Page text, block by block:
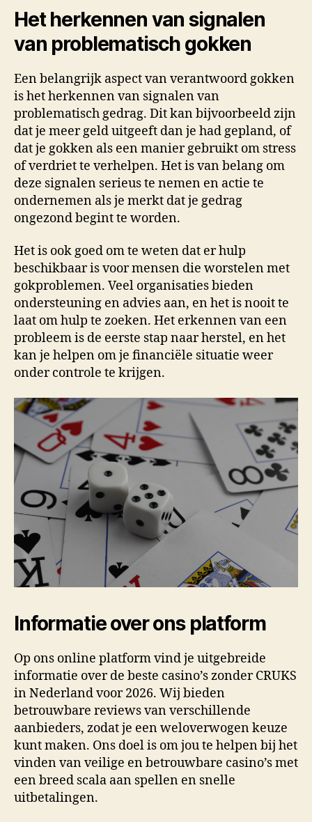
Het herkennen van signalen
van problematisch gokken
Een belangrijk aspect van verantwoord gokken
is het herkennen van signalen van
problematisch gedrag. Dit kan bijvoorbeeld zijn
dat je meer geld uitgeeft dan je had gepland, of
dat je gokken als een manier gebruikt om stress
of verdriet te verhelpen. Het is van belang om
deze signalen serieus te nemen en actie te
ondernemen als je merkt dat je gedrag
ongezond begint te worden.
Het is ook goed om te weten dat er hulp
beschikbaar is voor mensen die worstelen met
gokproblemen. Veel organisaties bieden
ondersteuning en advies aan, en het is nooit te
laat om hulp te zoeken. Het erkennen van een
probleem is de eerste stap naar herstel, en het
kan je helpen om je financiële situatie weer
onder controle te krijgen.
Informatie over ons platform
Op ons online platform vind je uitgebreide
informatie over de beste casino’s zonder CRUKS
in Nederland voor 2026. Wij bieden
betrouwbare reviews van verschillende
aanbieders, zodat je een weloverwogen keuze
kunt maken. Ons doel is om jou te helpen bij het
vinden van veilige en betrouwbare casino’s met
een breed scala aan spellen en snelle
uitbetalingen.